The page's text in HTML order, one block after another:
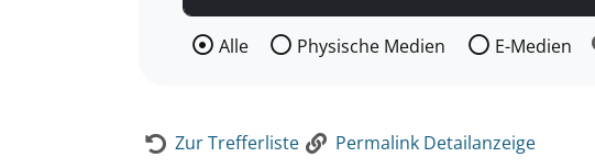
Wählen Sie die Medienart nach der Sie suchen
Alle Physische Medien E-Medien
Zur Trefferliste Permalink Detailanzeige